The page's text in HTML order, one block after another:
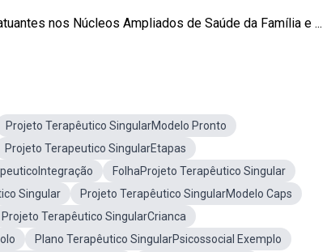
nos Núcleos Ampliados de Saúde da Família e ...
Projeto Terapêutico SingularModelo Pronto
Projeto Terapeutico SingularEtapas
FolhaProjeto Terapêutico Singular
Singular
Projeto Terapêutico SingularModelo Caps
Projeto Terapêutico SingularCrianca
Plano Terapêutico SingularPsicossocial Exemplo